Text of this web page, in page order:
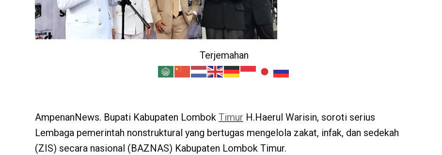
Terjemahan
AmpenanNews. Bupati Kabupaten Lombok Timur H.Haerul Warisin, soroti serius
Lembaga pemerintah nonstruktural yang bertugas mengelola zakat, infak, dan sedekah
(ZIS) secara nasional (BAZNAS) Kabupaten Lombok Timur.